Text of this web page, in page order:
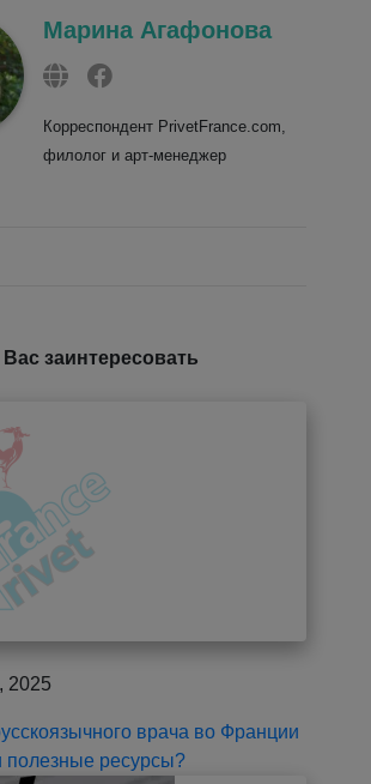
Марина Агафонова
Корреспондент PrivetFrance.com,
филолог и арт-менеджер
заинтересовать
2025
врача во Франции
ресурсы?